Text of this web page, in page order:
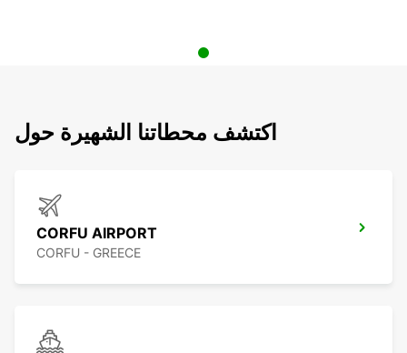
اكتشف محطاتنا الشهيرة حول
CORFU AIRPORT
CORFU - GREECE